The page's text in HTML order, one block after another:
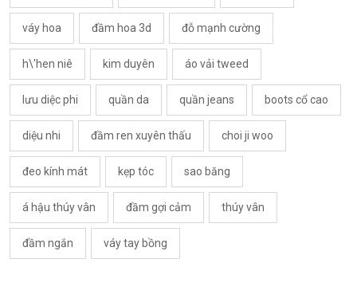
váy hoa đầm hoa 3d đỗ mạnh cường
h\'hen niê kim duyên áo vải tweed
lưu diệc phi quần da quần jeans boots cổ cao
diệu nhi đầm ren xuyên thấu choi ji woo
đeo kính mát kẹp tóc sao băng
á hậu thúy vân đầm gợi cảm thúy vân
đầm ngắn váy tay bồng